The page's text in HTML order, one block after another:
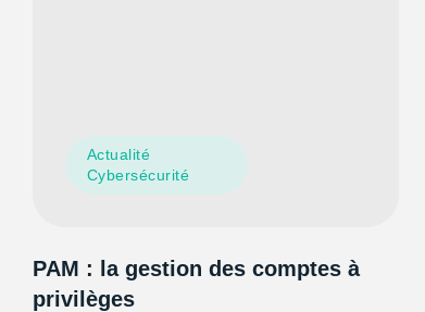
Actualité
Cybersécurité
PAM : la gestion des comptes à
privilèges